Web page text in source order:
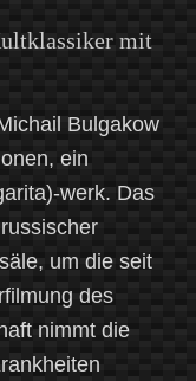
mit
Bulgakow
ein
werk. Das
um die seit
des
nimmt die